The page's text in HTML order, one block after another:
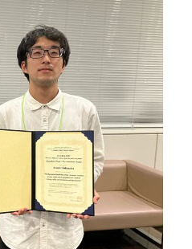
大学案内（デジタルパ
ンフレット）
採用情報